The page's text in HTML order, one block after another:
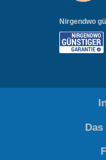
Nirgendwo